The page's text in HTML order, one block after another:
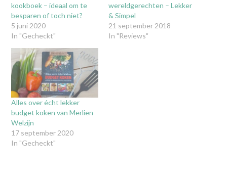
kookboek – ideaal om te
besparen of toch niet?
5 juni 2020
In "Gecheckt"
wereldgerechten – Lekker
& Simpel
21 september 2018
In "Reviews"
Alles over écht lekker
budget koken van Merlien
Welzijn
17 september 2020
In "Gecheckt"